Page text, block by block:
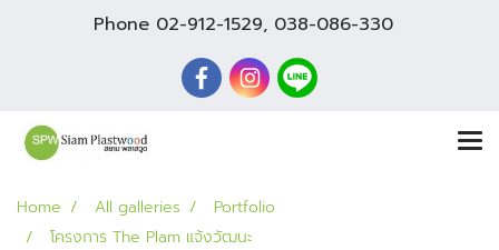
Phone 02-912-1529, 038-086-330
Home All galleries
Portfolio
โครงการ The Plam แจ้งวัฒนะ